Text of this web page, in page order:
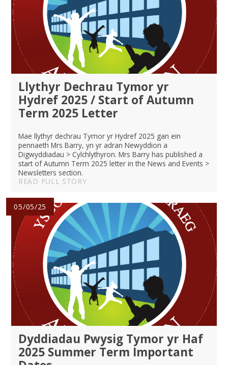
Llythyr Dechrau Tymor yr
Hydref 2025 / Start of Autumn
Term 2025 Letter
Mae llythyr dechrau Tymor yr Hydref 2025 gan ein
pennaeth Mrs Barry, yn yr adran Newyddion a
Digwyddiadau > Cylchlythyron. Mrs Barry has published a
start of Autumn Term 2025 letter in the News and Events >
Newsletters section.
READ FULL STORY
05/05/25
Dyddiadau Pwysig Tymor yr Haf
2025 Summer Term Important